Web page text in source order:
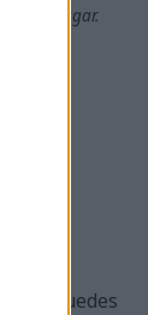
en su lugar.
puedes